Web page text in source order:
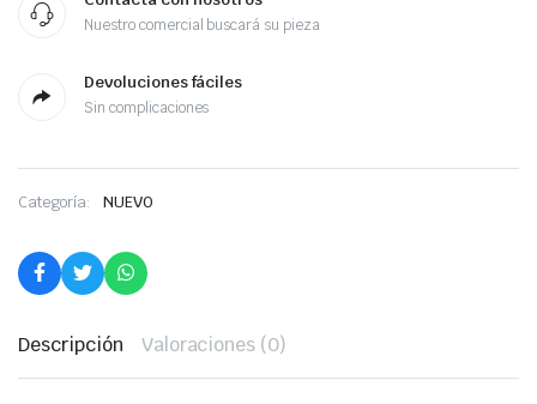
Nuestro comercial buscará su pieza
Devoluciones fáciles
Sin complicaciones
Categoría: NUEVO
Descripción Valoraciones (0)